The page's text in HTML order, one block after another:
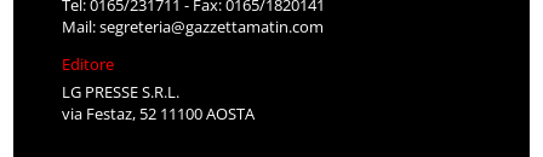
Tel: 0165/231711 - Fax: 0165/1820141
Mail:segreteria@gazzettamatin.com
Editore
LG PRESSE S.R.L.
via Festaz, 52 11100 AOSTA